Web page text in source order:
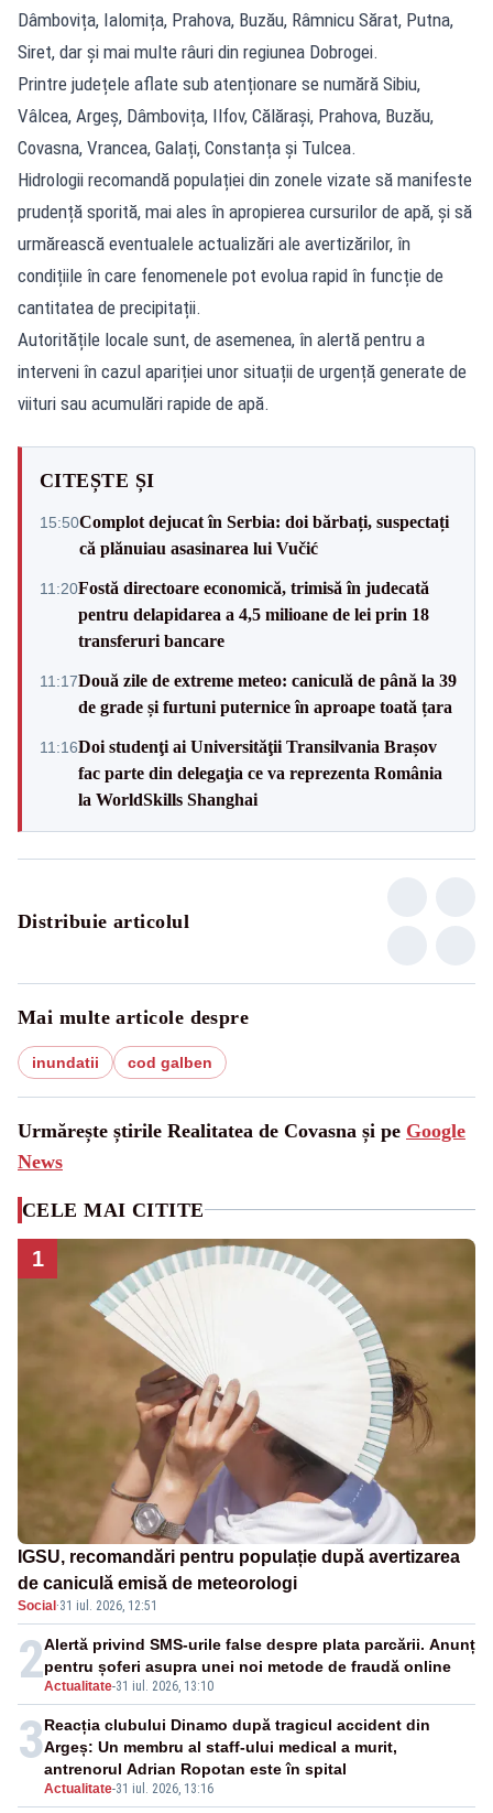
Dâmbovița, Ialomița, Prahova, Buzău, Râmnicu Sărat, Putna,
Siret, dar și mai multe râuri din regiunea Dobrogei.
Printre județele aflate sub atenționare se numără Sibiu,
Vâlcea, Argeș, Dâmbovița, Ilfov, Călărași, Prahova, Buzău,
Covasna, Vrancea, Galați, Constanța și Tulcea.
Hidrologii recomandă populației din zonele vizate să manifeste
prudență sporită, mai ales în apropierea cursurilor de apă, și să
urmărească eventualele actualizări ale avertizărilor, în
condițiile în care fenomenele pot evolua rapid în funcție de
cantitatea de precipitații.
Autoritățile locale sunt, de asemenea, în alertă pentru a
interveni în cazul apariției unor situații de urgență generate de
viituri sau acumulări rapide de apă.
CITEȘTE ȘI
15:50Complot dejucat în Serbia: doi bărbați, suspectați
că plănuiau asasinarea lui Vučić
11:20Fostă directoare economică, trimisă în judecată
pentru delapidarea a 4,5 milioane de lei prin 18
transferuri bancare
11:17Două zile de extreme meteo: caniculă de până la 39
de grade și furtuni puternice în aproape toată țara
11:16Doi studenţi ai Universităţii Transilvania Brașov
fac parte din delegaţia ce va reprezenta România
la WorldSkills Shanghai
Distribuie articolul
Mai multe articole despre
inundatii cod galben
Urmărește știrile Realitatea de Covasna și pe Google
News
CELE MAI CITITE
1
IGSU, recomandări pentru populație după avertizarea
de caniculă emisă de meteorologi
Social ·31 iul. 2026, 12:51
2Actualitate-31 iul. 2026, 13:10
Alertă privind SMS-urile false despre plata parcării. Anunț
pentru șoferi asupra unei noi metode de fraudă online
3
Actualitate-31 iul. 2026, 13:16
Reacția clubului Dinamo după tragicul accident din
Argeș: Un membru al staff-ului medical a murit,
antrenorul Adrian Ropotan este în spital